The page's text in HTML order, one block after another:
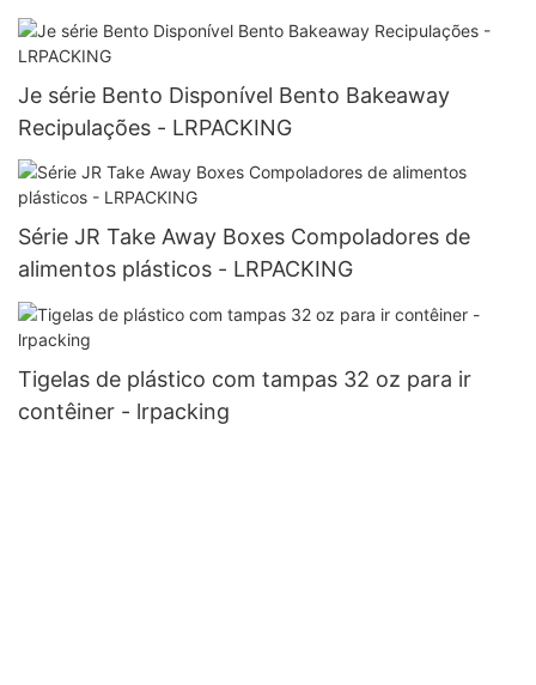
Je série Bento Disponível Bento Bakeaway
Recipulações - LRPACKING
Série JR Take Away Boxes Compoladores de
alimentos plásticos - LRPACKING
Tigelas de plástico com tampas 32 oz para ir
contêiner - lrpacking